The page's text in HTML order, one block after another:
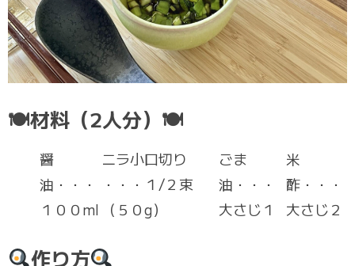
🍽材料（2人分）🍽
醤
油・・・
１００ml
ニラ小口切り
・・・１/２束
（５０g）
ごま
油・・・
大さじ１
米
酢・・・
大さじ２
作り方